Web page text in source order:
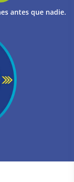
antes que nadie.